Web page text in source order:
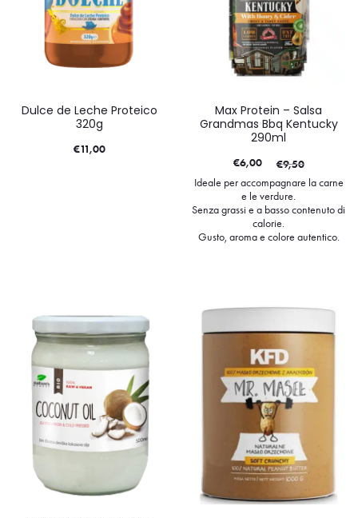
Dulce de Leche Proteico
320g
€11,00
Max Protein – Salsa
Grandmas Bbq Kentucky
290ml
€9,50
€6,00
Ideale per accompagnare la carne
e le verdure.
Senza grassi e a basso contenuto di
calorie.
Gusto, aroma e colore autentico.